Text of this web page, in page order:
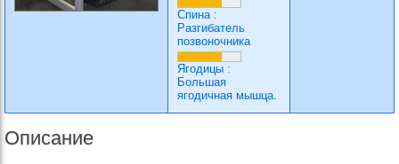
Спина:
Разгибатель
позвоночника
Ягодицы :
Большая
ягодичная мышца.
Описание